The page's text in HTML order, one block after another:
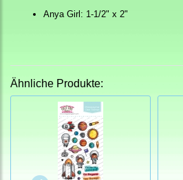
Anya Girl: 1-1/2" x 2"
Ähnliche Produkte: